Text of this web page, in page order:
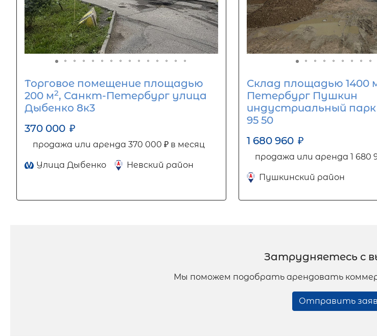
Торговое помещение площадью
200 м2, Санкт-Петербург улица
Дыбенко 8к3
370 000 ₽
продажа или аренда 370 000 ₽ в месяц
Улица Дыбенко Невский район
Склад площадью 1400
Петербург Пушкин
индустриальный парк
95 50
1 680 960 ₽
продажа или аренда 1 680
Пушкинский район
Затрудняетесь с
Мы поможем подобрать арендовать
Отправить